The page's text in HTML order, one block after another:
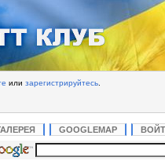
или зарегистрируйтесь
GOOGLEMAP